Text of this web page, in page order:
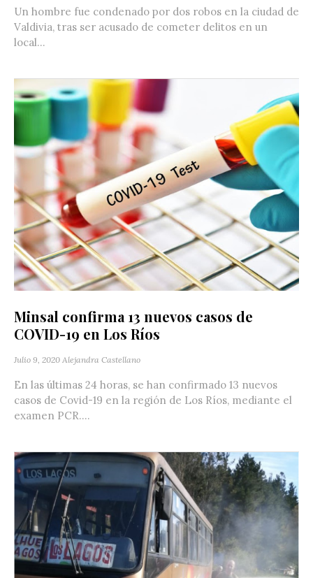
Un hombre fue condenado por dos robos en la ciudad de
Valdivia, tras ser acusado de cometer delitos en un
local...
Minsal confirma 13 nuevos casos de
COVID-19 en Los Ríos
Julio 9, 2020 Alejandra Castellano
En las últimas 24 horas, se han confirmado 13 nuevos
casos de Covid-19 en la región de Los Ríos, mediante el
examen PCR....